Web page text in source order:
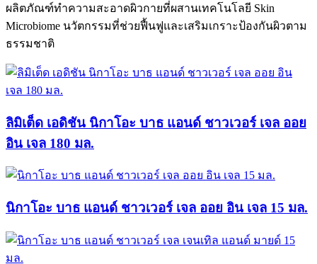
ผลิตภัณฑ์ทำความสะอาดผิวกายที่ผสานเทคโนโลยี Skin
Microbiome นวัตกรรมที่ช่วยฟื้นฟูและเสริมเกราะป้องกันผิวตาม
ธรรมชาติ
ลิมิเต็ด เอดิชัน นิกาโอะ บาธ แอนด์ ชาวเวอร์ เจล ออย
อิน เจล 180 มล.
นิกาโอะ บาธ แอนด์ ชาวเวอร์ เจล ออย อิน เจล 15 มล.